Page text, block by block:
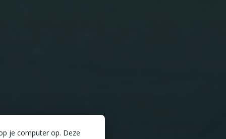
je computer op. Deze